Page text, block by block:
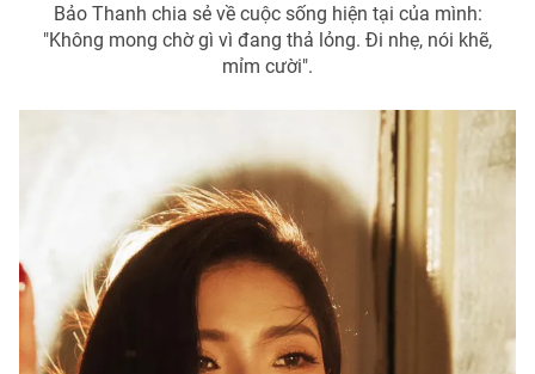
Bảo Thanh chia sẻ về cuộc sống hiện tại của mình:
"Không mong chờ gì vì đang thả lỏng. Đi nhẹ, nói khẽ,
mỉm cười".